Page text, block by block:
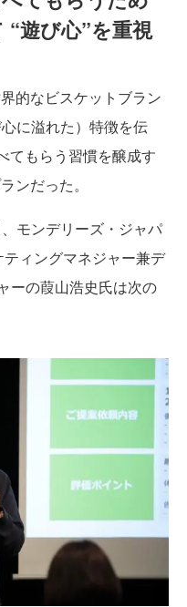
遊び心”を重視
的なビスケットブラン
に溢れた）特徴を伝
てもらう習慣を醸成す
ンだった。
モンデリーズ・ジャパ
ィングマネジャー兼デ
ーの葭山浩史氏は次の